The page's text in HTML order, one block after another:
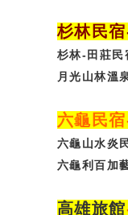
杉林民宿
杉林-田莊民
月光山林溫
六龜民宿
六龜山水炎
六龜利百加
高雄旅館